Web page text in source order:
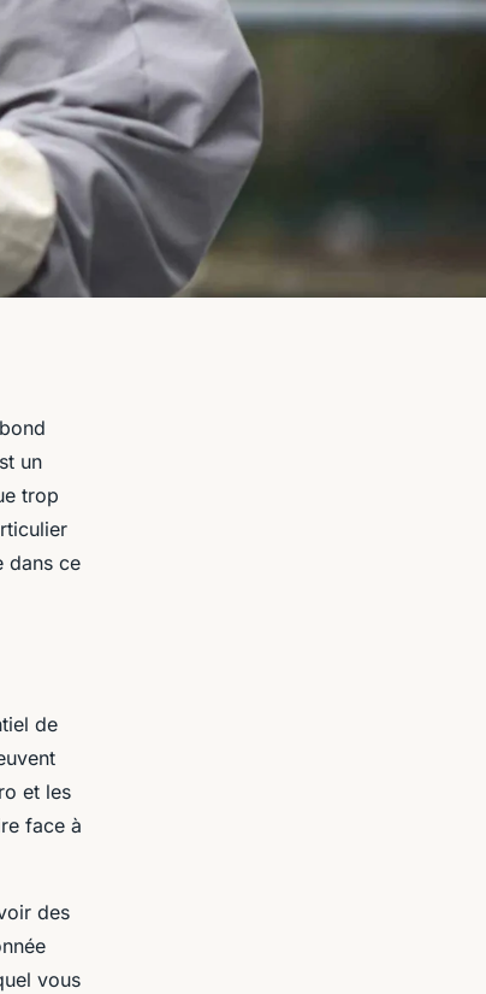
un
trop
dans ce
de
et les
face à
des
vous